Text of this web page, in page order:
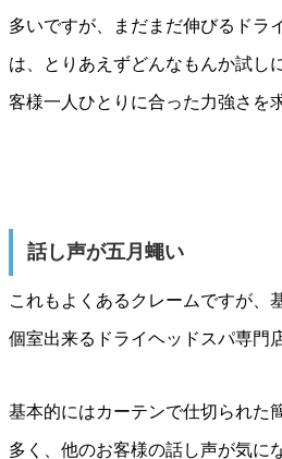
多いですが、まだまだ伸びるドラ
は、とりあえずどんなもんか試し
客様一人ひとりに合った力強さを
話し声が五月蠅い
これもよくあるクレームですが、
個室出来るドライヘッドスパ専門
基本的にはカーテンで仕切られた
多く、他のお客様の話し声が気に